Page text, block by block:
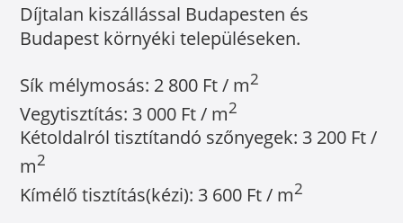
Díjtalan kiszállással Budapesten és
Budapest környéki településeken.
Sík mélymosás: 2 800 Ft / m2
Vegytisztítás: 3 000 Ft / m2
Kétoldalról tisztítandó szőnyegek: 3 200 Ft /
m2
Kímélő tisztítás(kézi): 3 600 Ft / m2